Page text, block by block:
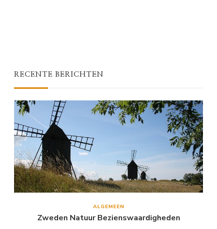
RECENTE BERICHTEN
ALGEMEEN
Zweden Natuur Bezienswaardigheden